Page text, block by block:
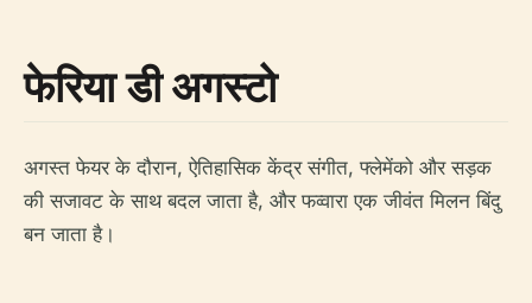
फेरिया डी अगस्टो
अगस्त फेयर के दौरान, ऐतिहासिक केंद्र संगीत, फ्लेमेंको और सड़क
की सजावट के साथ बदल जाता है, और फव्वारा एक जीवंत मिलन बिंदु
बन जाता है।